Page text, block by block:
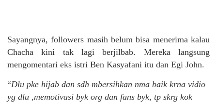
Sayangnya, followers masih belum bisa menerima kalau
Chacha kini tak lagi berjilbab. Mereka langsung
mengomentari eks istri Ben Kasyafani itu dan Egi John.
“Dlu pke hijab dan sdh mbersihkan nma baik krna vidio
yg dlu ,memotivasi byk org dan fans byk, tp skrg kok